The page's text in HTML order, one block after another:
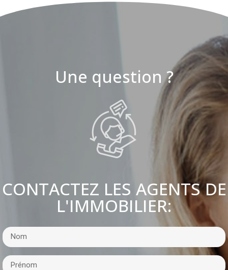
Une question ?
CONTACTEZ LES AGENTS DE
L'IMMOBILIER: